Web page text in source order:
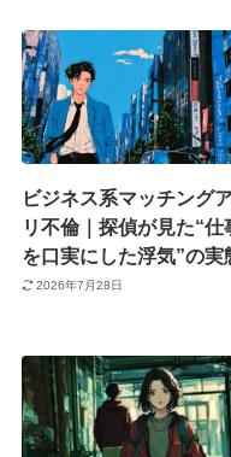
ビジネス系マッチング
リ不倫｜探偵が見た“仕
を口実にした浮気”の実
2026年7月28日